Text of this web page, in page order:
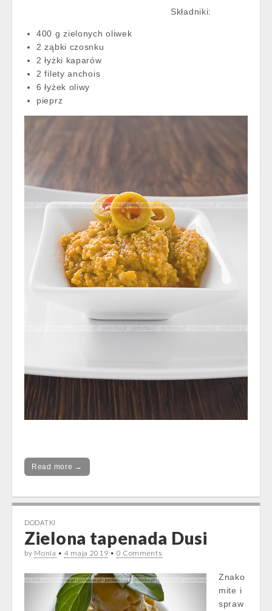
Składniki:
400 g zielonych oliwek
2 ząbki czosnku
2 łyżki kaparów
2 filety anchois
6 łyżek oliwy
pieprz
Read more →
DODATKI
Zielona tapenada Dusi
by Monia • 4 maja 2019 • 0 Comments
Znako
mite i
spraw